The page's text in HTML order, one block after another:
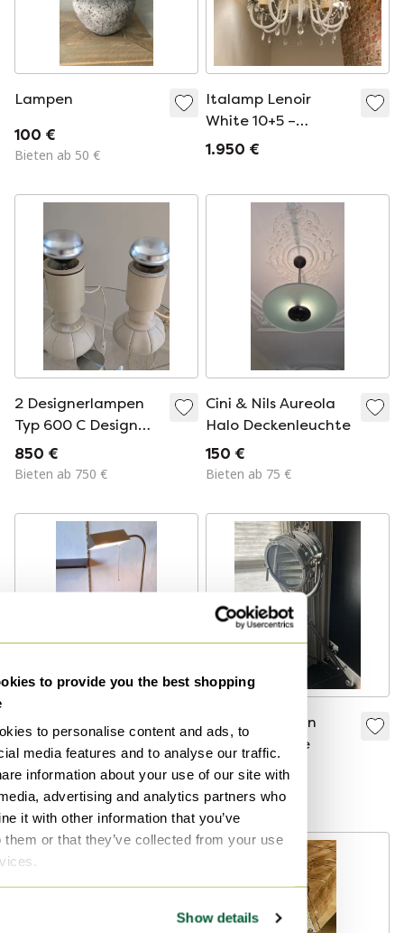
to provide you the best shopping
to personalise content and ads, to
media features and to analyse our traffic.
information about your use of our site with
advertising and analytics partners who
it with other information that you’ve
them or that they’ve collected from your use
Show details
Lampen
100 €
Bieten ab 50 €
Italamp Lenoir
White 10+5 –
Kronleuchter aus
1.950 €
2 Designerlampen
Typ 600 C Design
Gino Sarfaffi
850 €
Bieten ab 750 €
Cini & Nils Aureola
Halo Deckenleuchte
150 €
Bieten ab 75 €
Verstellbare
Stehlampe aus
Messing im
Bankerstil aus der
Mitte des 20.
Jahrhunderts,
1970er Jahre
495 €
Bieten ab 395 €
Eicholtz Design
Dreibeinlampe
925 €
Bieten ab 800 €